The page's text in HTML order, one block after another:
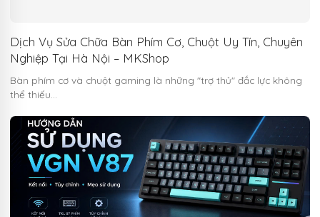
Dịch Vụ Sửa Chữa Bàn Phím Cơ, Chuột Uy Tín, Chuyên
Nghiệp Tại Hà Nội – MKShop
Bàn phím cơ và chuột gaming là những "trợ thủ" đắc lực không
thể thiếu…